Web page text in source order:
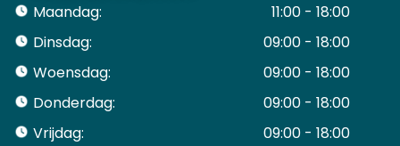
Maandag:
11:00 - 18:00
Dinsdag:
09:00 - 18:00
Woensdag:
09:00 - 18:00
Donderdag:
09:00 - 18:00
Vrijdag:
09:00 - 18:00